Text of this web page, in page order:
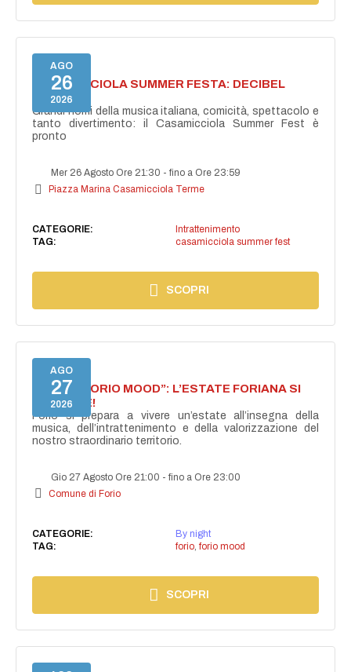
AGO
26
2026
CASAMICCIOLA SUMMER FESTA: DECIBEL
BELLINI
Grandi nomi della musica italiana, comicità, spettacolo e
tanto divertimento: il Casamicciola Summer Fest è
pronto
Mer 26 Agosto Ore 21:30 -fino a Ore 23:59
Piazza Marina Casamicciola Terme
CATEGORIE:
Intrattenimento
TAG:
casamicciola summer fest
SCOPRI
AGO
27
2026
NASCE “FORIO MOOD”: L’ESTATE FORIANA SI
ACCENDE!
Forio si prepara a vivere un’estate all’insegna della
musica, dell’intrattenimento e della valorizzazione del
nostro straordinario territorio.
Gio 27 Agosto Ore 21:00 -fino a Ore 23:00
Comune di Forio
CATEGORIE:
By night
TAG:
forio, forio mood
SCOPRI